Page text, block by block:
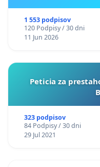
1 553 podpisov
120 Podpisy / 30 dni
11 Jun 2026
Peticia za
323 podpisov
84 Podpisy / 30 dni
29 Jul 2021